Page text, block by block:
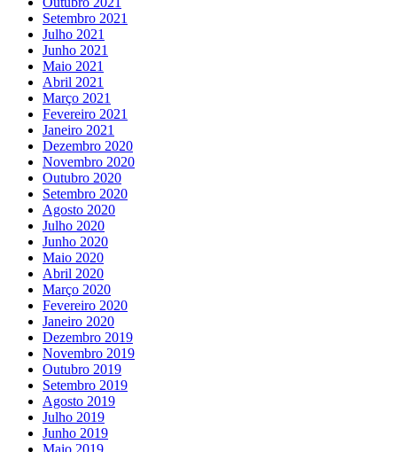
Setembro 2021
Julho 2021
Junho 2021
Maio 2021
Abril 2021
Março 2021
Fevereiro 2021
Janeiro 2021
Dezembro 2020
Novembro 2020
Outubro 2020
Setembro 2020
Agosto 2020
Julho 2020
Junho 2020
Maio 2020
Abril 2020
Março 2020
Fevereiro 2020
Janeiro 2020
Dezembro 2019
Novembro 2019
Outubro 2019
Setembro 2019
Agosto 2019
Julho 2019
Junho 2019